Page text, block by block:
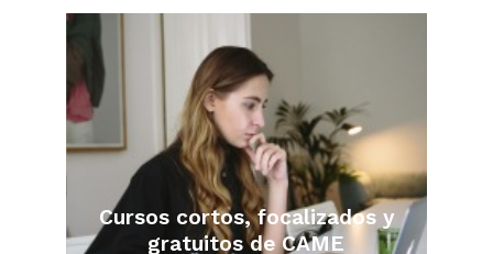
Cursos cortos, focalizados y
gratuitos de CAME